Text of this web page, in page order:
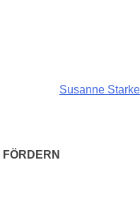
Susanne Starke